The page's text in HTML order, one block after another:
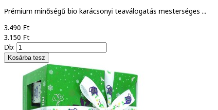
Prémium minőségű bio karácsonyi teaválogatás mesterséges ...
3.490 Ft
3.150 Ft
Db: